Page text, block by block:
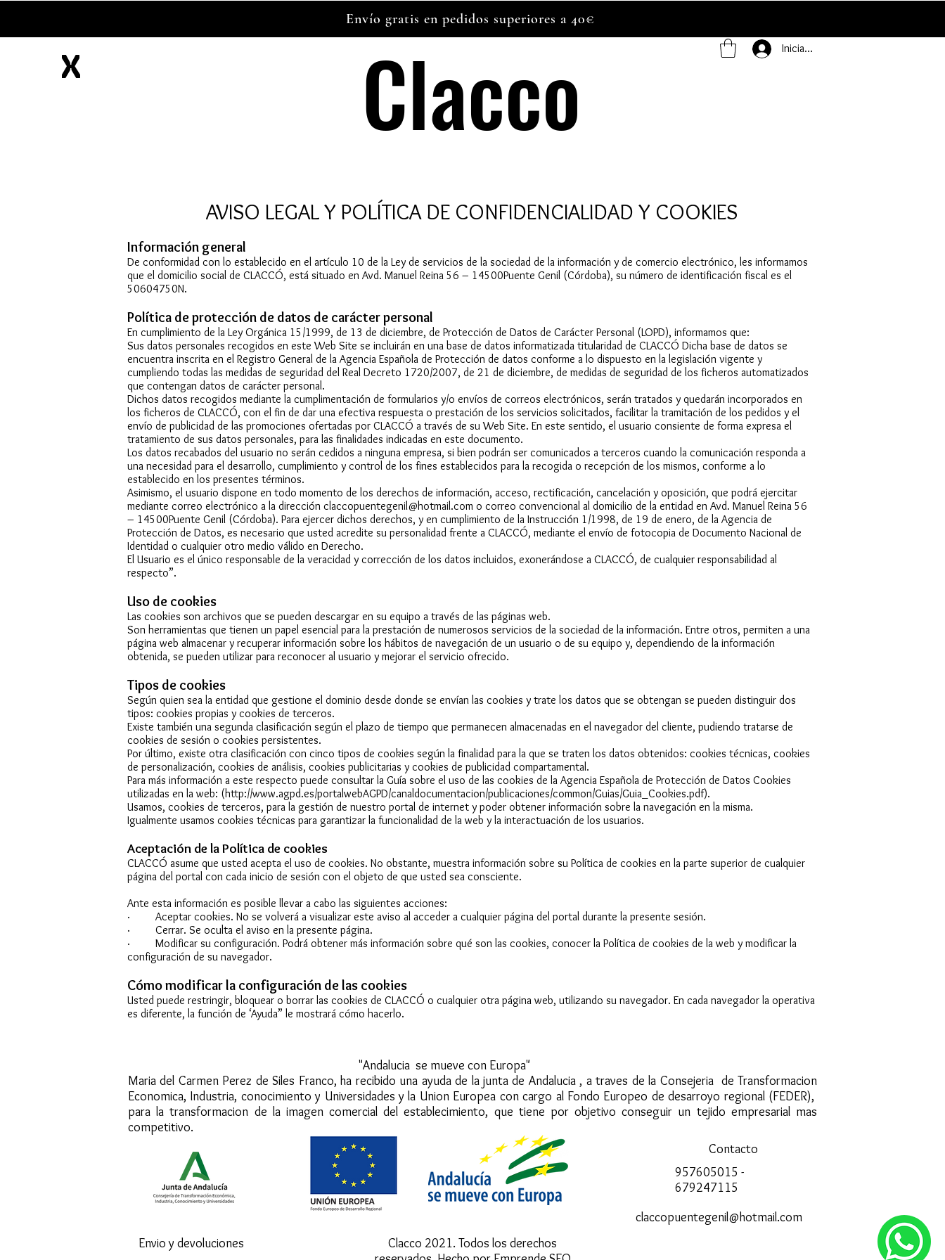
X
Envío gratis en pedidos superiores a 40€
Iniciar sesión
Clacco
Clacco
AVISO LEGAL Y POLÍTICA DE CONFIDENCIALIDAD Y COOKIES
Información general
De conformidad con lo establecido en el artículo 10 de la Ley de servicios de la sociedad de la información y de comercio electrónico, les informamos
que el domicilio social de CLACCÓ, está situado en Avd. Manuel Reina 56 – 14500Puente Genil (Córdoba), su número de identificación fiscal es el
50604750N.
Política de protección de datos de carácter personal
En cumplimiento de la Ley Orgánica 15/1999, de 13 de diciembre, de Protección de Datos de Carácter Personal (LOPD), informamos que:
Sus datos personales recogidos en este Web Site se incluirán en una base de datos informatizada titularidad de CLACCÓ Dicha base de datos se
encuentra inscrita en el Registro General de la Agencia Española de Protección de datos conforme a lo dispuesto en la legislación vigente y
cumpliendo todas las medidas de seguridad del Real Decreto 1720/2007, de 21 de diciembre, de medidas de seguridad de los ficheros automatizados
que contengan datos de carácter personal.
Dichos datos recogidos mediante la cumplimentación de formularios y/o envíos de correos electrónicos, serán tratados y quedarán incorporados en
los ficheros de CLACCÓ, con el fin de dar una efectiva respuesta o prestación de los servicios solicitados, facilitar la tramitación de los pedidos y el
envío de publicidad de las promociones ofertadas por CLACCÓ a través de su Web Site. En este sentido, el usuario consiente de forma expresa el
tratamiento de sus datos personales, para las finalidades indicadas en este documento.
Los datos recabados del usuario no serán cedidos a ninguna empresa, si bien podrán ser comunicados a terceros cuando la comunicación responda a
una necesidad para el desarrollo, cumplimiento y control de los fines establecidos para la recogida o recepción de los mismos, conforme a lo
establecido en los presentes términos.
Asimismo, el usuario dispone en todo momento de los derechos de información, acceso, rectificación, cancelación y oposición, que podrá ejercitar
mediante correo electrónico a la dirección claccopuentegenil@hotmail.com o correo convencional al domicilio de la entidad en Avd. Manuel Reina 56
– 14500Puente Genil (Córdoba). Para ejercer dichos derechos, y en cumplimiento de la Instrucción 1/1998, de 19 de enero, de la Agencia de
Protección de Datos, es necesario que usted acredite su personalidad frente a CLACCÓ, mediante el envío de fotocopia de Documento Nacional de
Identidad o cualquier otro medio válido en Derecho.
El Usuario es el único responsable de la veracidad y corrección de los datos incluidos, exonerándose a CLACCÓ, de cualquier responsabilidad al
respecto”.
Uso de cookies
Las cookies son archivos que se pueden descargar en su equipo a través de las páginas web.
Son herramientas que tienen un papel esencial para la prestación de numerosos servicios de la sociedad de la información. Entre otros, permiten a una
página web almacenar y recuperar información sobre los hábitos de navegación de un usuario o de su equipo y, dependiendo de la información
obtenida, se pueden utilizar para reconocer al usuario y mejorar el servicio ofrecido.
Tipos de cookies
Según quien sea la entidad que gestione el dominio desde donde se envían las cookies y trate los datos que se obtengan se pueden distinguir dos
tipos: cookies propias y cookies de terceros.
Existe también una segunda clasificación según el plazo de tiempo que permanecen almacenadas en el navegador del cliente, pudiendo tratarse de
cookies de sesión o cookies persistentes.
Por último, existe otra clasificación con cinco tipos de cookies según la finalidad para la que se traten los datos obtenidos: cookies técnicas, cookies
de personalización, cookies de análisis, cookies publicitarias y cookies de publicidad compartamental.
Para más información a este respecto puede consultar la Guía sobre el uso de las cookies de la Agencia Española de Protección de Datos Cookies
utilizadas en la web: (http://www.agpd.es/portalwebAGPD/canaldocumentacion/publicaciones/common/Guias/Guia_Cookies.pdf).
Usamos, cookies de terceros, para la gestión de nuestro portal de internet y poder obtener información sobre la navegación en la misma.
Igualmente usamos cookies técnicas para garantizar la funcionalidad de la web y la interactuación de los usuarios.
Aceptación de la Política de cookies
CLACCÓ asume que usted acepta el uso de cookies. No obstante, muestra información sobre su Política de cookies en la parte superior de cualquier
página del portal con cada inicio de sesión con el objeto de que usted sea consciente.
Ante esta información es posible llevar a cabo las siguientes acciones:
· Aceptar cookies. No se volverá a visualizar este aviso al acceder a cualquier página del portal durante la presente sesión.
· Cerrar. Se oculta el aviso en la presente página.
· Modificar su configuración. Podrá obtener más información sobre qué son las cookies, conocer la Política de cookies de la web y modificar la
configuración de su navegador.
Cómo modificar la configuración de las cookies
Usted puede restringir, bloquear o borrar las cookies de CLACCÓ o cualquier otra página web, utilizando su navegador. En cada navegador la operativa
es diferente, la función de ‘Ayuda” le mostrará cómo hacerlo.
"Andalucia se mueve con Europa"
Maria del Carmen Perez de Siles Franco, ha recibido una ayuda de la junta de Andalucia , a traves de la Consejeria de Transformacion
Economica, Industria, conocimiento y Universidades y la Union Europea con cargo al Fondo Europeo de desarroyo regional (FEDER),
para la transformacion de la imagen comercial del establecimiento, que tiene por objetivo conseguir un tejido empresarial mas
competitivo.
Envio y devoluciones
Clacco 2021. Todos los derechos
Contacto
957605015 -
679247115
claccopuentegenil@hotmail.com